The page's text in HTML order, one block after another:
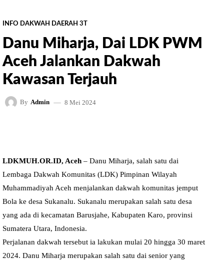
INFO DAKWAH DAERAH 3T
Danu Miharja, Dai LDK PWM
Aceh Jalankan Dakwah
Kawasan Terjauh
By Admin 8 Mei 2024
LDKMUH.OR.ID, Aceh – Danu Miharja, salah satu dai
Lembaga Dakwah Komunitas (LDK) Pimpinan Wilayah
Muhammadiyah Aceh menjalankan dakwah komunitas jemput
Bola ke desa Sukanalu. Sukanalu merupakan salah satu desa
yang ada di kecamatan Barusjahe, Kabupaten Karo, provinsi
Sumatera Utara, Indonesia.
Perjalanan dakwah tersebut ia lakukan mulai 20 hingga 30 maret
2024. Danu Miharja merupakan salah satu dai senior yang